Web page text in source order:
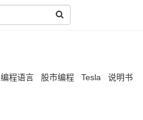
编程语言 股市编程 Tesla 说明书